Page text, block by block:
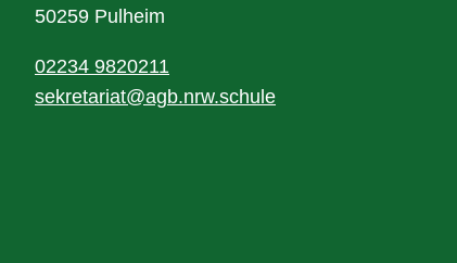
50259 Pulheim
02234 9820211
sekretariat@agb.nrw.schule